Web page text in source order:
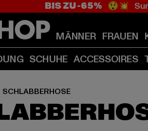
BIS ZU -65% 😲💥
MÄNNER FRAUEN
SCHUHE ACCESSOIRES
SCHLABBERHOSE